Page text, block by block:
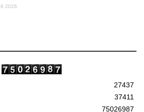
2026
27437
37411
75026987